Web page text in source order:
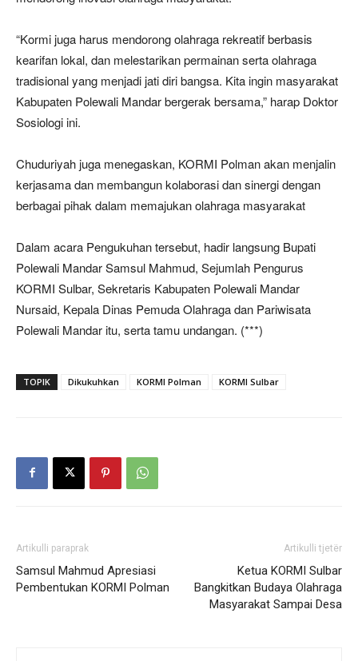
“Kormi juga harus mendorong olahraga rekreatif berbasis
kearifan lokal, dan melestarikan permainan serta olahraga
tradisional yang menjadi jati diri bangsa. Kita ingin masyarakat
Kabupaten Polewali Mandar bergerak bersama,” harap Doktor
Sosiologi ini.
Chuduriyah juga menegaskan, KORMI Polman akan menjalin
kerjasama dan membangun kolaborasi dan sinergi dengan
berbagai pihak dalam memajukan olahraga masyarakat
Dalam acara Pengukuhan tersebut, hadir langsung Bupati
Polewali Mandar Samsul Mahmud, Sejumlah Pengurus
KORMI Sulbar, Sekretaris Kabupaten Polewali Mandar
Nursaid, Kepala Dinas Pemuda Olahraga dan Pariwisata
Polewali Mandar itu, serta tamu undangan. (***)
TOPIK Dikukuhkan KORMI Polman KORMI Sulbar
Artikulli paraprak
Samsul Mahmud Apresiasi
Pembentukan KORMI Polman
Artikulli tjetër
Ketua KORMI Sulbar
Bangkitkan Budaya Olahraga
Masyarakat Sampai Desa